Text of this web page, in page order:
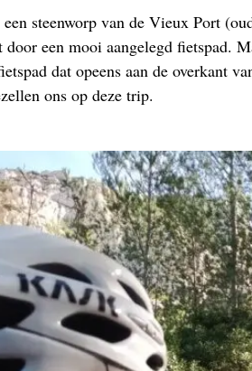
steenworp van de Vieux Port
een mooi aangelegd fietspad.
dat opeens aan de
ons op deze trip.